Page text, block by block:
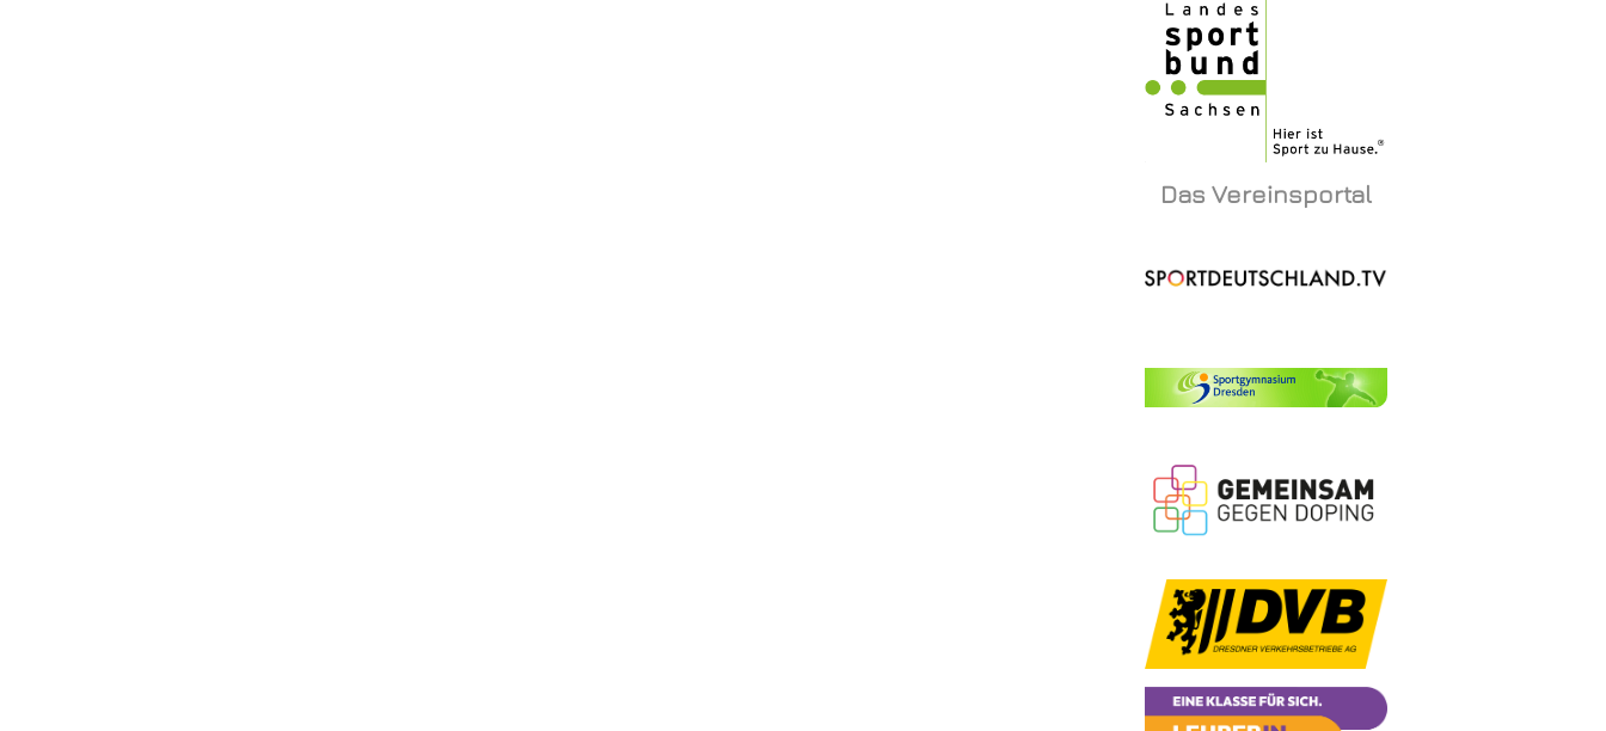
Das Vereinsportal